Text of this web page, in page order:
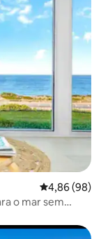
4,86 de uma
4,86 (98)
o mar sem